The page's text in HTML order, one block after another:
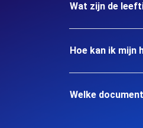
Wat zijn de
Hoe kan ik mijn
Welke